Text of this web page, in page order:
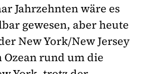
Jahrzehnten wäre es
gewesen, aber heute
New York/New Jersey
Ozean rund um die